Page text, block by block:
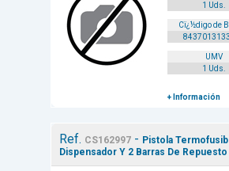
1 Uds.
Cï¿½digo de
UMV
1 Uds.
+ Información
Ref. CS162997 - Pistola
Dispensador Y 2 Barras De